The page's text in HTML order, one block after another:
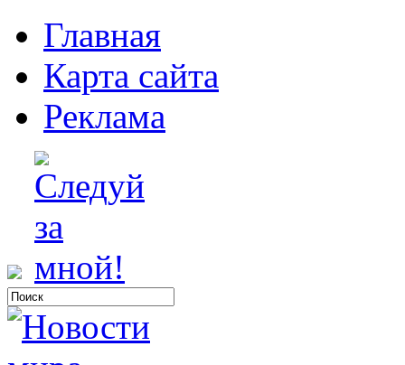
Главная
Карта сайта
Реклама